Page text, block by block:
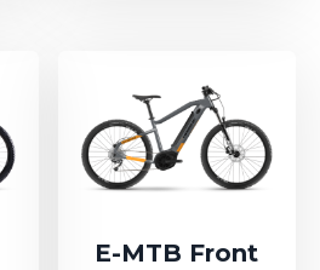
E-MTB Front